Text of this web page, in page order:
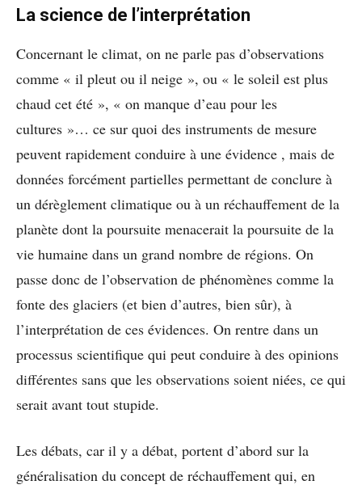
La science de l’interprétation
Concernant le climat, on ne parle pas d’observations
comme « il pleut ou il neige », ou « le soleil est plus
chaud cet été », « on manque d’eau pour les
cultures »… ce sur quoi des instruments de mesure
peuvent rapidement conduire à une évidence , mais de
données forcément partielles permettant de conclure à
un dérèglement climatique ou à un réchauffement de la
planète dont la poursuite menacerait la poursuite de la
vie humaine dans un grand nombre de régions. On
passe donc de l’observation de phénomènes comme la
fonte des glaciers (et bien d’autres, bien sûr), à
l’interprétation de ces évidences. On rentre dans un
processus scientifique qui peut conduire à des opinions
différentes sans que les observations soient niées, ce qui
serait avant tout stupide.
Les débats, car il y a débat, portent d’abord sur la
généralisation du concept de réchauffement qui, en